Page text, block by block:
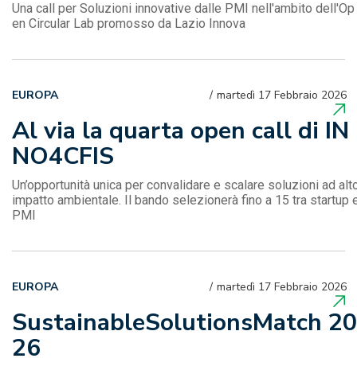
Una call per Soluzioni innovative dalle PMI nell'ambito dell'Op
en Circular Lab promosso da Lazio Innova
Al via la quarta open call di IN
NO4CFIS
martedì 17 Febbraio 2026
EUROPA
Un’opportunità unica per convalidare e scalare soluzioni ad
impatto ambientale. Il bando selezionerà fino a 15 tra startup
PMI
SustainableSolutionsMatch 20
26
martedì 17 Febbraio 2026
EUROPA